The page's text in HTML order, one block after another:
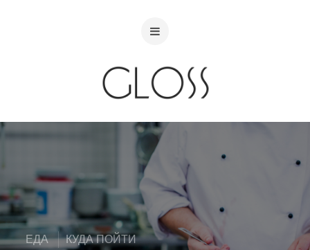
ЕДА КУДА ПОЙТИ